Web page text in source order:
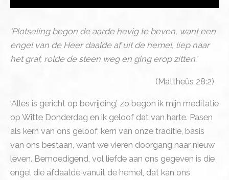
‘Plotseling begon de aarde hevig te beven, want een
engel van de Heer daalde af uit de hemel, liep naar
het graf, rolde de steen weg en ging erop zitten.’
(Mattheüs 28:2)
‘Alles is gericht op bevrijding’, zo begon ik mijn meditatie
op Witte Donderdag en ik geloof dat van harte. Pasen
als kern van ons geloof, kern van onze traditie, basis
van ons bestaan, want we vieren doorgang naar nieuw
leven. Bemoedigend, vol liefde aan ons gegeven is die
engel die afdaalde vanuit de hemel, dat kan ons